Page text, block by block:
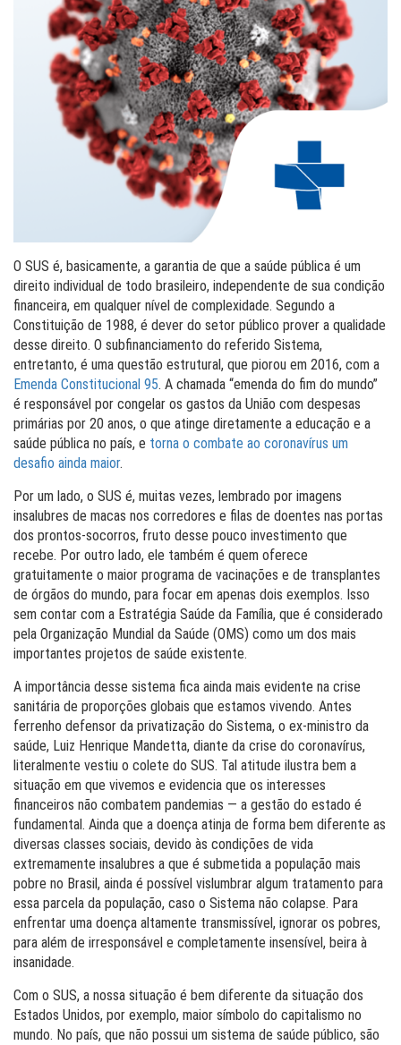
O SUS é, basicamente, a garantia de que a saúde pública é um
direito individual de todo brasileiro, independente de sua condição
financeira, em qualquer nível de complexidade. Segundo a
Constituição de 1988, é dever do setor público prover a qualidade
desse direito. O subfinanciamento do referido Sistema,
entretanto, é uma questão estrutural, que piorou em 2016, com a
Emenda Constitucional 95. A chamada “emenda do fim do mundo”
é responsável por congelar os gastos da União com despesas
primárias por 20 anos, o que atinge diretamente a educação e a
saúde pública no país, e torna o combate ao coronavírus um
desafio ainda maior.
Por um lado, o SUS é, muitas vezes, lembrado por imagens
insalubres de macas nos corredores e filas de doentes nas portas
dos prontos-socorros, fruto desse pouco investimento que
recebe. Por outro lado, ele também é quem oferece
gratuitamente o maior programa de vacinações e de transplantes
de órgãos do mundo, para focar em apenas dois exemplos. Isso
sem contar com a Estratégia Saúde da Família, que é considerado
pela Organização Mundial da Saúde (OMS) como um dos mais
importantes projetos de saúde existente.
A importância desse sistema fica ainda mais evidente na crise
sanitária de proporções globais que estamos vivendo. Antes
ferrenho defensor da privatização do Sistema, o ex-ministro da
saúde, Luiz Henrique Mandetta, diante da crise do coronavírus,
literalmente vestiu o colete do SUS. Tal atitude ilustra bem a
situação em que vivemos e evidencia que os interesses
financeiros não combatem pandemias — a gestão do estado é
fundamental. Ainda que a doença atinja de forma bem diferente as
diversas classes sociais, devido às condições de vida
extremamente insalubres a que é submetida a população mais
pobre no Brasil, ainda é possível vislumbrar algum tratamento para
essa parcela da população, caso o Sistema não colapse. Para
enfrentar uma doença altamente transmissível, ignorar os pobres,
para além de irresponsável e completamente insensível, beira à
insanidade.
Com o SUS, a nossa situação é bem diferente da situação dos
Estados Unidos, por exemplo, maior símbolo do capitalismo no
mundo. No país, que não possui um sistema de saúde público, são